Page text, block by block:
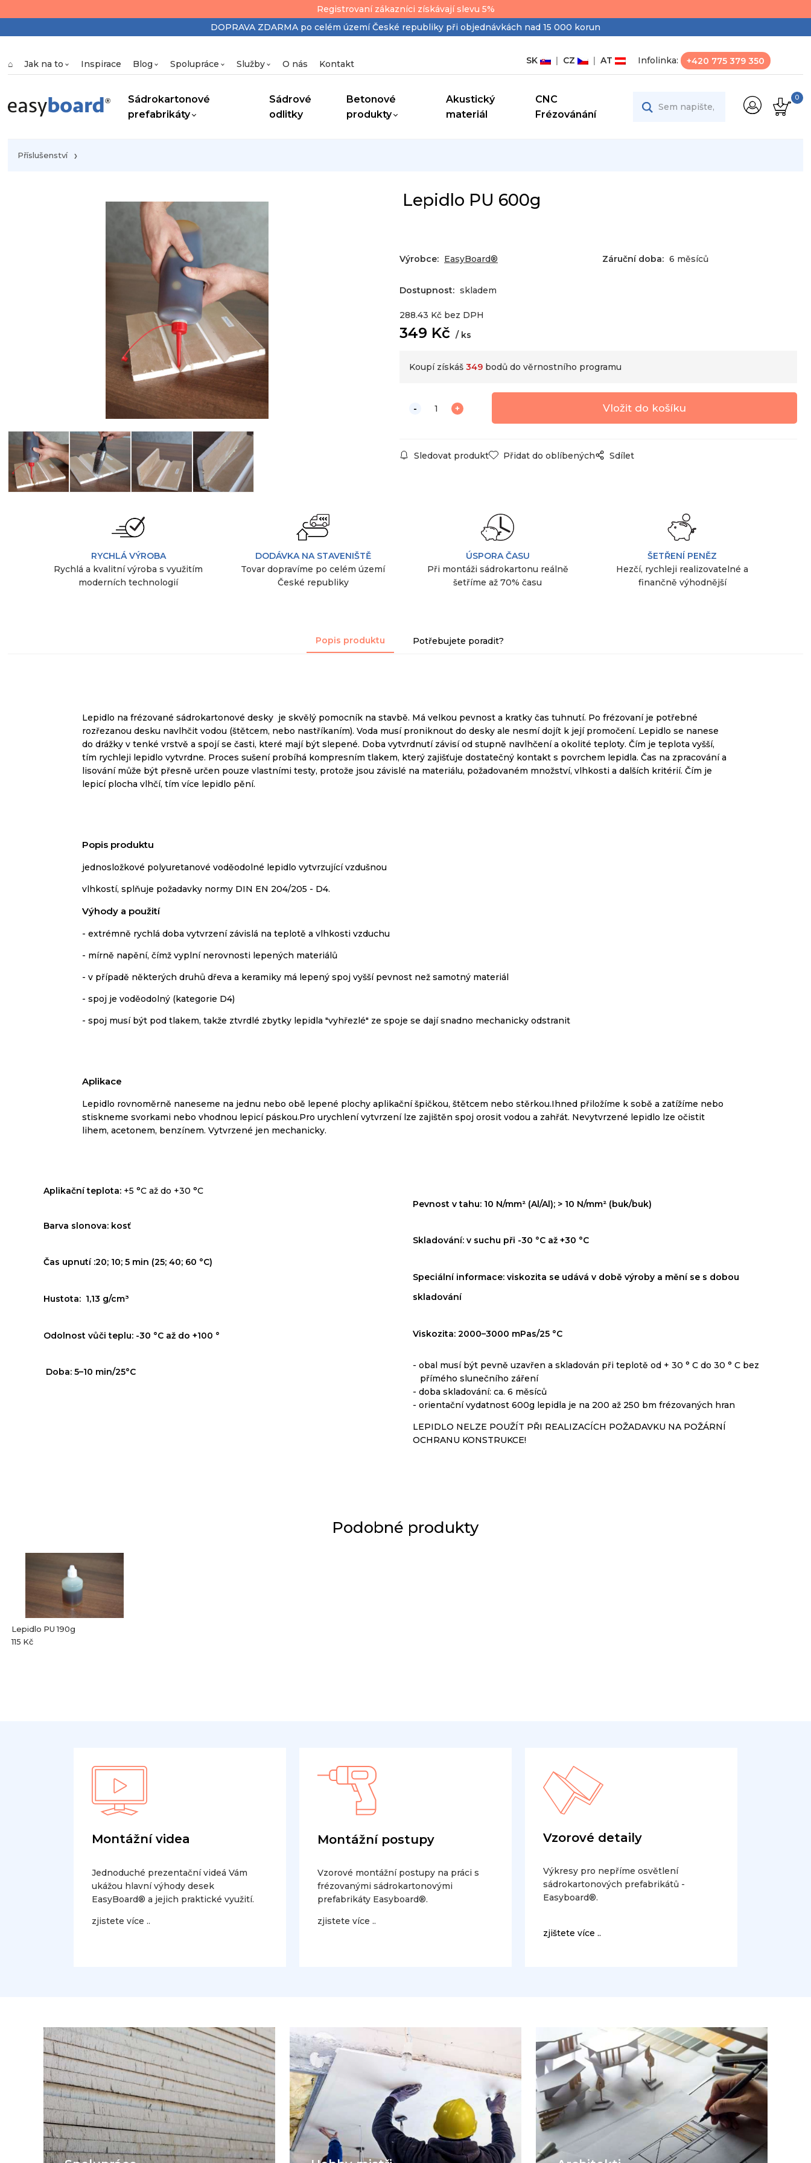
Registrovaní zákazníci získávají slevu 5%
DOPRAVA ZDARMA po celém území České republiky při objednávkách nad 15 000 korun
SK | CZ | AT Infolinka: +420 775 379 350
⌂ Jak na to Inspirace Blog Spolupráce Služby O nás Kontakt
Sádrokartonové
prefabrikáty
Sádrové
odlitky
Betonové
produkty
Akustický
materiál
CNC
Frézovánání
0
Příslušenství
Lepidlo PU 600g
Výrobce: EasyBoard® Záruční doba: 6 měsíců
Dostupnost: skladem
288.43 Kč bez DPH
349 Kč ks
Koupí získáš 349 bodů do věrnostního programu
Sledovat produkt Přidat do oblíbených Sdílet
RYCHLÁ VÝROBA
Rychlá a kvalitní výroba s využitím
moderních technologií
DODÁVKA NA STAVENIŠTĚ
Tovar dopravíme po celém území
České republiky
ÚSPORA ČASU
Při montáži sádrokartonu reálně
šetříme až 70% času
ŠETŘENÍ PENĚZ
Hezčí, rychleji realizovatelné a
finančně výhodnější
Popis produktu Potřebujete poradit?
Lepidlo na frézované sádrokartonové desky je skvělý pomocník na stavbě. Má velkou pevnost a kratky čas tuhnutí. Po frézovaní je potřebné
rozřezanou desku navlhčit vodou (štětcem, nebo nastříkaním). Voda musí proniknout do desky ale nesmí dojít k její promočení. Lepidlo se nanese
do drážky v tenké vrstvě a spojí se časti, které mají být slepené. Doba vytvrdnutí závisí od stupně navlhčení a okolité teploty. Čím je teplota vyšší,
tím rychleji lepidlo vytvrdne. Proces sušení probíhá kompresním tlakem, který zajišťuje dostatečný kontakt s povrchem lepidla. Čas na zpracování a
lisování může být přesně určen pouze vlastními testy, protože jsou závislé na materiálu, požadovaném množství, vlhkosti a dalších kritérií. Čím je
lepicí plocha vlhčí, tím více lepidlo pění.
Popis produktu
jednosložkové polyuretanové voděodolné lepidlo vytvrzující vzdušnou
vlhkostí, splňuje požadavky normy DIN EN 204/205 - D4.
Výhody a použití
- extrémně rychlá doba vytvrzení závislá na teplotě a vlhkosti vzduchu
- mírně napění, čímž vyplní nerovnosti lepených materiálů
- v případě některých druhů dřeva a keramiky má lepený spoj vyšší pevnost než samotný materiál
- spoj je voděodolný (kategorie D4)
- spoj musí být pod tlakem, takže ztvrdlé zbytky lepidla "vyhřezlé" ze spoje se dají snadno mechanicky odstranit
Aplikace
Lepidlo rovnoměrně naneseme na jednu nebo obě lepené plochy aplikační špičkou, štětcem nebo stěrkou.Ihned přiložíme k sobě a zatížíme nebo
stiskneme svorkami nebo vhodnou lepicí páskou.Pro urychlení vytvrzení lze zajištěn spoj orosit vodou a zahřát. Nevytvrzené lepidlo lze očistit
lihem, acetonem, benzínem. Vytvrzené jen mechanicky.
Aplikační teplota: +5 °C až do +30 °C
Barva slonova: kosť
Čas upnutí :20; 10; 5 min (25; 40; 60 °C)
Hustota: 1,13 g/cm³
Odolnost vůči teplu: -30 °C až do +100 °
Doba: 5–10 min/25°C
Pevnost v tahu: 10 N/mm² (Al/Al); > 10 N/mm² (buk/buk)
Skladování: v suchu při -30 °C až +30 °C
Speciální informace: viskozita se udává v době výroby a mění se s dobou
skladování
Viskozita: 2000–3000 mPas/25 °C
- obal musí být pevně uzavřen a skladován při teplotě od + 30 ° C do 30 ° C bez
přímého slunečního záření
- doba skladování: ca. 6 měsíců
- orientační vydatnost 600g lepidla je na 200 až 250 bm frézovaných hran
LEPIDLO NELZE POUŽÍT PŘI REALIZACÍCH POŽADAVKU NA POŽÁRNÍ
OCHRANU KONSTRUKCE!
Podobné produkty
Lepidlo PU 190g
115 Kč
Montážní videa
Jednoduché prezentační videá Vám
ukážou hlavní výhody desek
EasyBoard® a jejich praktické využití.
zjistete více ..
Montážní postupy
Vzorové montážní postupy na práci s
frézovanými sádrokartonovými
prefabrikáty Easyboard®.
zjistete více ..
Vzorové detaily
Výkresy pro nepříme osvětlení
sádrokartonových prefabrikátů -
Easyboard®.
zjištete více ..
f